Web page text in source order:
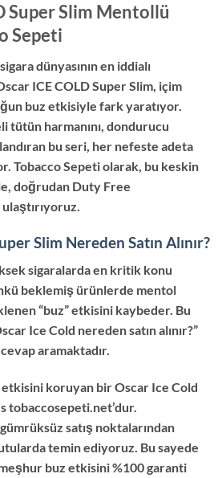
Super Slim Mentollü
Sepeti
dünyasının en iddialı
ICE COLD Super Slim, içim
buz etkisiyle fark yaratıyor.
tütün harmanını, dondurucu
bu seri, her nefeste adeta
Tobacco Sepeti olarak, bu keskin
doğrudan Duty Free
Slim Nereden Satın Alınır?
sigaralarda en kritik konu
beklemiş ürünlerde mentol
“buz” etkisini kaybeder. Bu
Ice Cold nereden satın alınır?”
aramaktadır.
koruyan bir Oscar Ice Cold
tobaccosepeti.net’dur.
satış noktalarından
temin ediyoruz. Bu sayede
buz etkisini %100 garanti